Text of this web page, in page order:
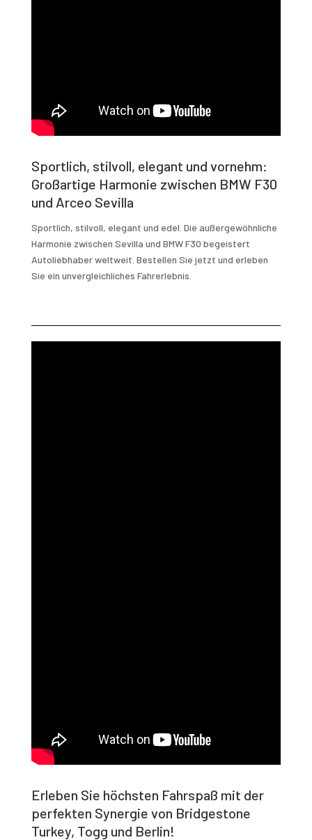
Sportlich, stilvoll, elegant und vornehm:
Großartige Harmonie zwischen BMW F30
und Arceo Sevilla
Sportlich, stilvoll, elegant und edel. Die außergewöhnliche
Harmonie zwischen Sevilla und BMW F30 begeistert
Autoliebhaber weltweit. Bestellen Sie jetzt und erleben
Sie ein unvergleichliches Fahrerlebnis.
Erleben Sie höchsten Fahrspaß mit der
perfekten Synergie von Bridgestone
Turkey, Togg und Berlin!